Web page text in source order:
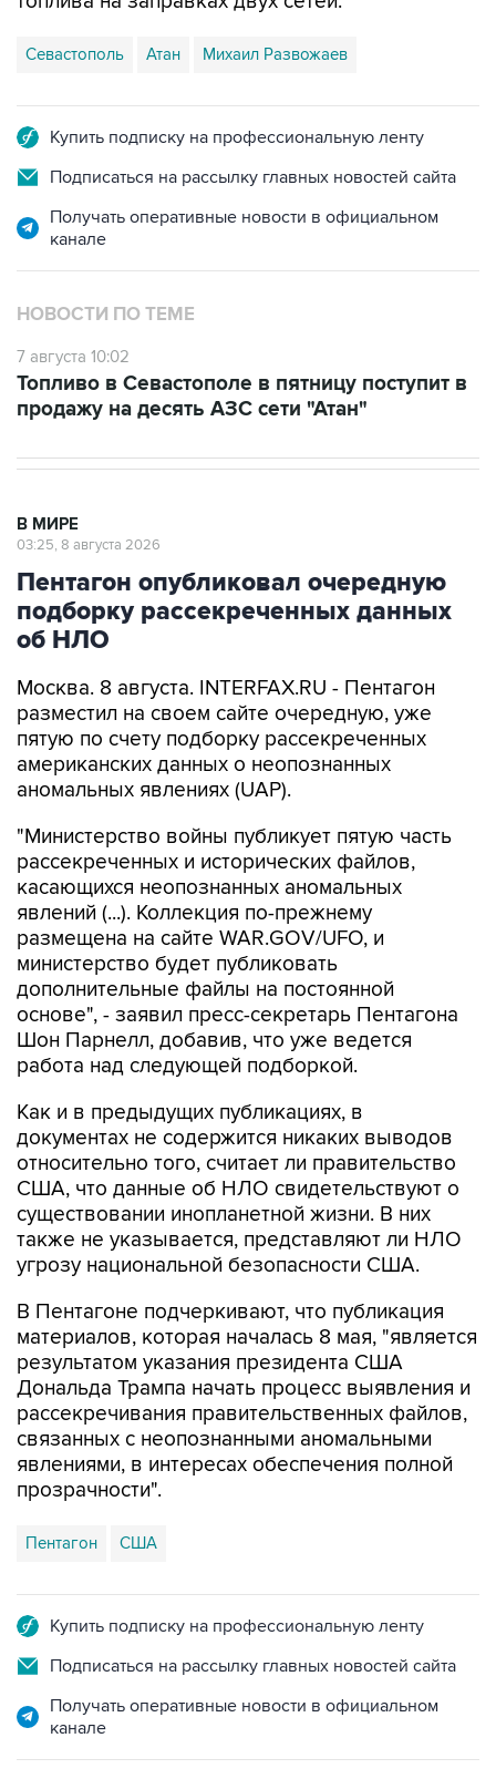
Севастополь Атан Михаил Развожаев
Купить подписку на профессиональную ленту
Подписаться на рассылку главных новостей сайта
Получать оперативные новости в официальном
канале
НОВОСТИ ПО ТЕМЕ
7 августа 10:02
Топливо в Севастополе в пятницу поступит в
продажу на десять АЗС сети "Атан"
В МИРЕ
03:25, 8 августа 2026
Пентагон опубликовал очередную
подборку рассекреченных данных
об НЛО
Москва. 8 августа. INTERFAX.RU - Пентагон
разместил на своем сайте очередную, уже
пятую по счету подборку рассекреченных
американских данных о неопознанных
аномальных явлениях (UAP).
"Министерство войны публикует пятую часть
рассекреченных и исторических файлов,
касающихся неопознанных аномальных
явлений (...). Коллекция по-прежнему
размещена на сайте WAR.GOV/UFO, и
министерство будет публиковать
дополнительные файлы на постоянной
основе", - заявил пресс-секретарь Пентагона
Шон Парнелл, добавив, что уже ведется
работа над следующей подборкой.
Как и в предыдущих публикациях, в
документах не содержится никаких выводов
относительно того, считает ли правительство
США, что данные об НЛО свидетельствуют о
существовании инопланетной жизни. В них
также не указывается, представляют ли НЛО
угрозу национальной безопасности США.
В Пентагоне подчеркивают, что публикация
материалов, которая началась 8 мая, "является
результатом указания президента США
Дональда Трампа начать процесс выявления и
рассекречивания правительственных файлов,
связанных с неопознанными аномальными
явлениями, в интересах обеспечения полной
прозрачности".
Пентагон США
Купить подписку на профессиональную ленту
Подписаться на рассылку главных новостей сайта
Получать оперативные новости в официальном
канале